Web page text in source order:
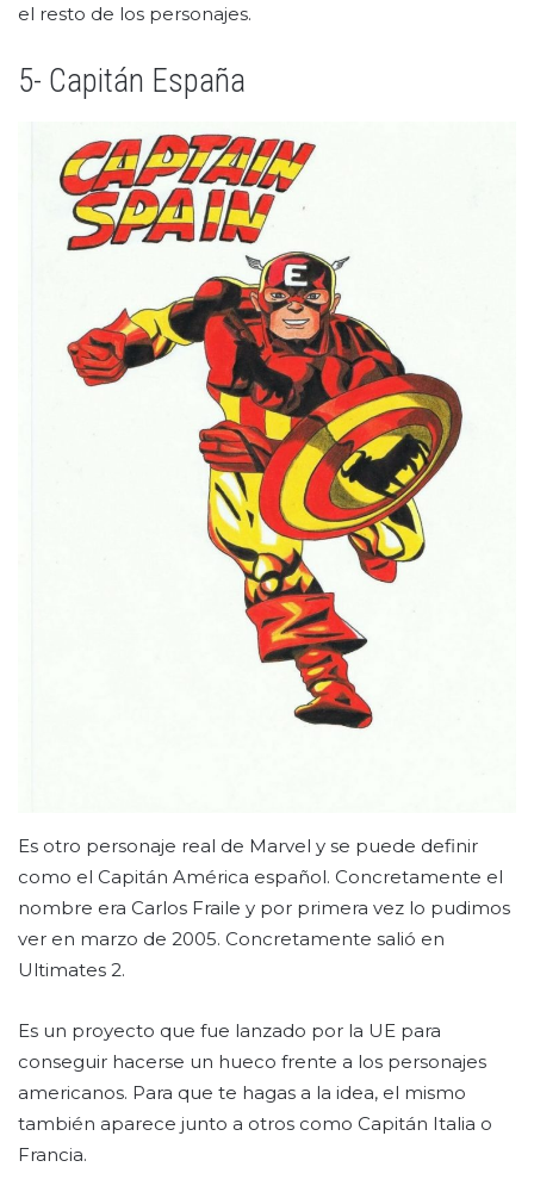
el resto de los personajes.
5- Capitán España
Es otro personaje real de Marvel y se puede definir
como el Capitán América español. Concretamente el
nombre era Carlos Fraile y por primera vez lo pudimos
ver en marzo de 2005. Concretamente salió en
Ultimates 2.
Es un proyecto que fue lanzado por la UE para
conseguir hacerse un hueco frente a los personajes
americanos. Para que te hagas a la idea, el mismo
también aparece junto a otros como Capitán Italia o
Francia.